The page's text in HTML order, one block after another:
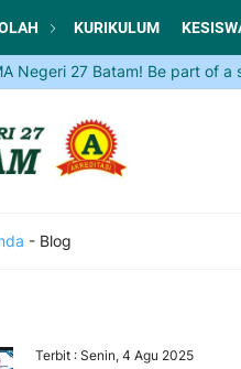
KURIKULUM
Negeri 27 Batam! Be part of a
- Blog
Terbit : Senin, 4 Agu 2025